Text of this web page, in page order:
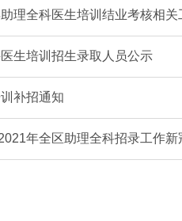
理全科医生培训结业考核相关
生培训招生录取人员公示
补招通知
年全区助理全科招录工作